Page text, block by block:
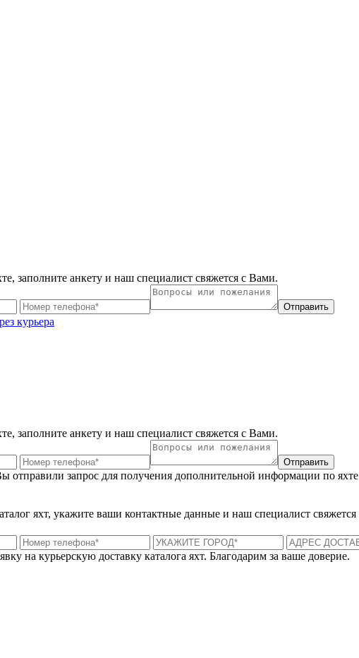
заполните анкету и наш специалист свяжется с Вами.
Отправить
курьера
заполните анкету и наш специалист свяжется с Вами.
Отправить
отправили запрос для получения дополнительной информации по яхте
яхт, укажите ваши контактные данные и наш специалист свяжется
на курьерскую доставку каталога яхт. Благодарим за ваше доверие.